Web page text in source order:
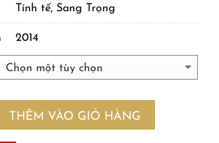
Tính tế, Sang Trọng
2014
THÊM VÀO GIỎ HÀNG